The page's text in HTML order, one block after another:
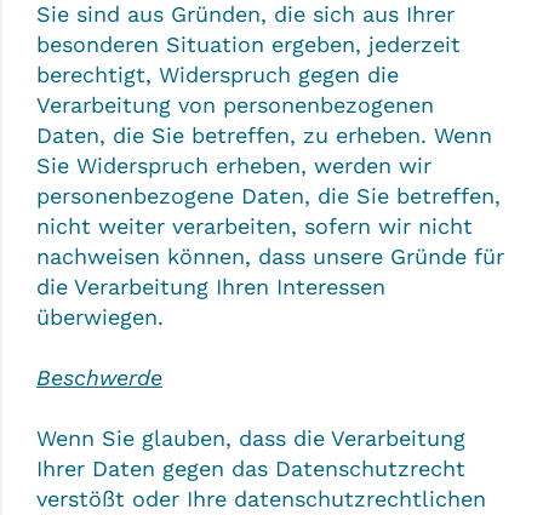
Sie sind aus Gründen, die sich aus Ihrer
besonderen Situation ergeben, jederzeit
berechtigt, Widerspruch gegen die
Verarbeitung von personenbezogenen
Daten, die Sie betreffen, zu erheben. Wenn
Sie Widerspruch erheben, werden wir
personenbezogene Daten, die Sie betreffen,
nicht weiter verarbeiten, sofern wir nicht
nachweisen können, dass unsere Gründe für
die Verarbeitung Ihren Interessen
überwiegen.
Beschwerde
Wenn Sie glauben, dass die Verarbeitung
Ihrer Daten gegen das Datenschutzrecht
verstößt oder Ihre datenschutzrechtlichen